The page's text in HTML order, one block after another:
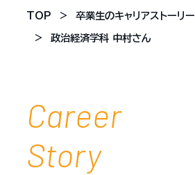
TOP 卒業生のキャリアストーリー
政治経済学科 中村さん
Career
Story